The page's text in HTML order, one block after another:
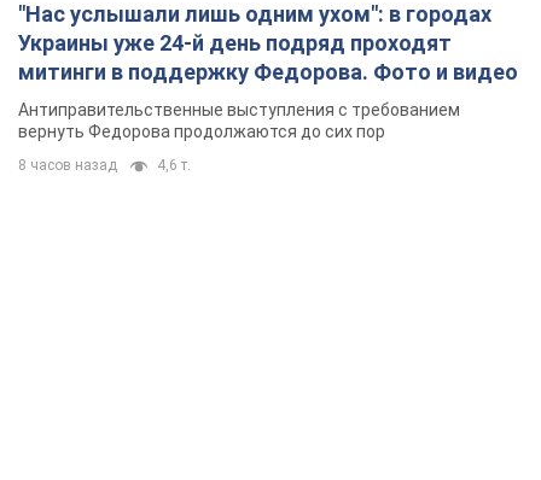
"Нас услышали лишь одним ухом": в городах
Украины уже 24-й день подряд проходят
митинги в поддержку Федорова. Фото и видео
Антиправительственные выступления с требованием
вернуть Федорова продолжаются до сих пор
8 часов назад 4,6 т.